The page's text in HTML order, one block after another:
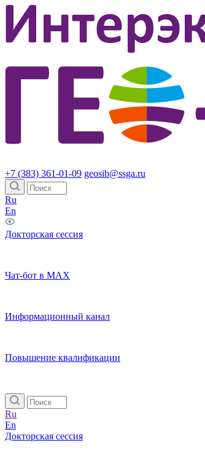
+7 (383) 361-01-09 geosib@ssga.ru
Ru
En
Докторская сессия
Чат-бот в MAX
Информационный канал
Повышение квалификации
Ru
En
Докторская сессия